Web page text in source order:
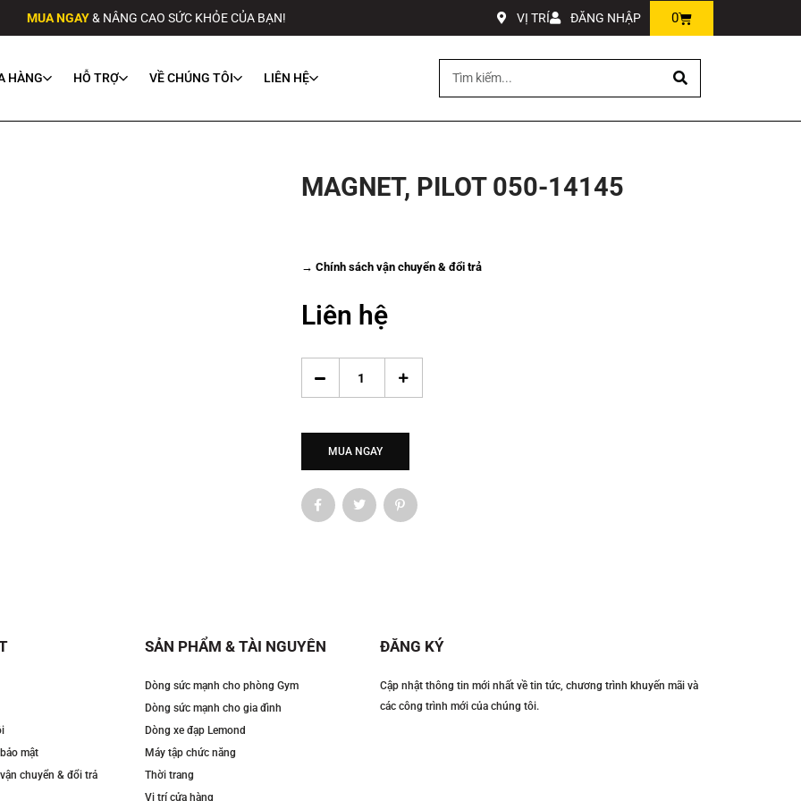
MUA NGAY& NÂNG CAO SỨC KHỎE CỦA BẠN! VỊ TRÍ ĐĂNG NHẬP 0
HÀNG HỖ TRỢ VỀ CHÚNG TÔI LIÊN HỆ
MAGNET, PILOT 050-14145
→ Chính sách vận chuyển & đổi trả
Liên hệ
MUA NGAY
mật
chuyển & đổi trả
SẢN PHẨM & TÀI NGUYÊN
Dòng sức mạnh cho phòng Gym
Dòng sức mạnh cho gia đình
Dòng xe đạp Lemond
Máy tập chức năng
Thời trang
Vị trí cửa hàng
ĐĂNG KÝ
Cập nhật thông tin mới nhất về tin tức, chương trình khuyến mãi và
các công trình mới của chúng tôi.